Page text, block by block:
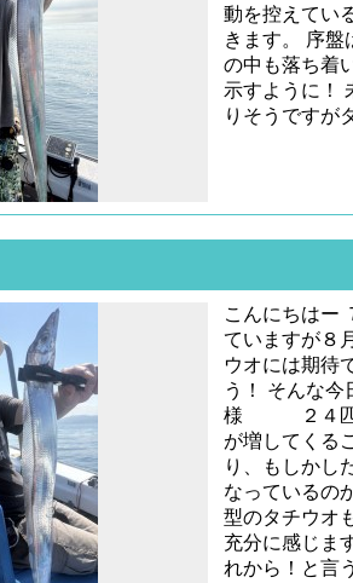
動を控えてい
きます。 序盤
の中も落ち着
示すように！
りそうですが
こんにちはー
ていますが８
ウオには期待
う！ そんな
様 ２４匹
が増してくる
り、もしかし
なっているの
型のタチウオ
充分に感じま
れから！と言